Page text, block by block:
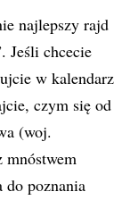
najlepszy rajd
Jeśli chcecie
w kalendarz
czym się od
(woj.
do poznania